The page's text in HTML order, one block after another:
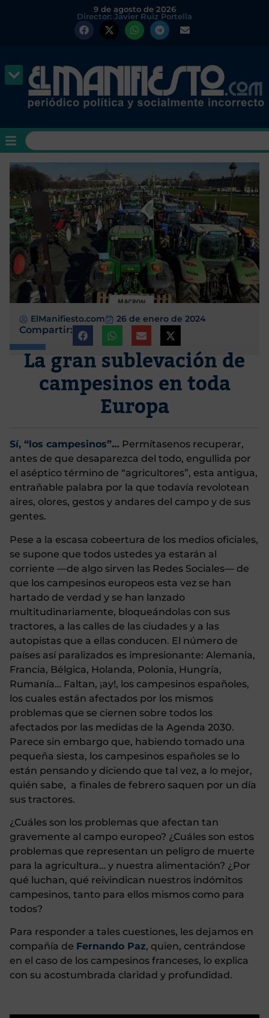
9 de agosto de 2026
Director: Javier Ruiz Portella
ElManifiesto.com 26 de enero de 2024
Compartir:
La gran sublevación de
campesinos en toda
Europa
Sí, “los campesinos”… Permítasenos recuperar,
antes de que desaparezca del todo, engullida por
el aséptico término de “agricultores”, esta antigua,
entrañable palabra por la que todavía revolotean
aires, olores, gestos y andares del campo y de sus
gentes.
Pese a la escasa cobeertura de los medios oficiales,
se supone que todos ustedes ya estarán al
corriente —de algo sirven las Redes Sociales— de
que los campesinos europeos esta vez se han
hartado de verdad y se han lanzado
multitudinariamente, bloqueándolas con sus
tractores, a las calles de las ciudades y a las
autopistas que a ellas conducen. El número de
países así paralizados es impresionante: Alemania,
Francia, Bélgica, Holanda, Polonia, Hungría,
Rumanía… Faltan, ¡ay!, los campesinos españoles,
los cuales están afectados por los mismos
problemas que se ciernen sobre todos los
afectados por las medidas de la Agenda 2030.
Parece sin embargo que, habiendo tomado una
pequeña siesta, los campesinos españoles se lo
están pensando y diciendo que tal vez, a lo mejor,
quién sabe, a finales de febrero saquen por un día
sus tractores.
¿Cuáles son los problemas que afectan tan
gravemente al campo europeo? ¿Cuáles son estos
problemas que representan un peligro de muerte
para la agricultura… y nuestra alimentación? ¿Por
qué luchan, qué reivindican nuestros indómitos
campesinos, tanto para ellos mismos como para
todos?
Para responder a tales cuestiones, les dejamos en
compañía de Fernando Paz, quien, centrándose
en el caso de los campesinos franceses, lo explica
con su acostumbrada claridad y profundidad.